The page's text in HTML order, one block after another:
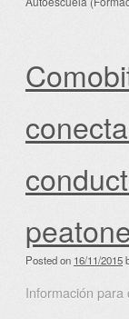
Posted on 16/11/2015
Información para